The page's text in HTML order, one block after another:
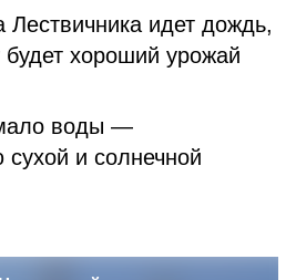
идет дождь,
будет хороший урожай
воды —
сухой и солнечной